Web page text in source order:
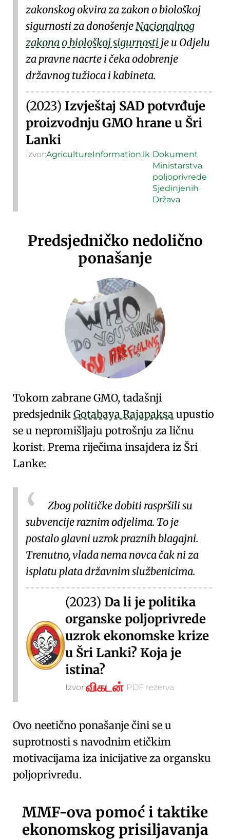
zakonskog okvira zazakon o biološkoj
sigurnostiza donošenje Nacionalnog
zakona o biološkoj sigurnosti je u Odjelu
za pravne nacrte i čeka odobrenje
državnog tužioca i kabineta.
(2023) Izvještaj SAD potvrđuje
proizvodnju GMO hrane u Šri
Lanki
Izvor:AgricultureInformation.lk|Dokument
Ministarstva
poljoprivrede
Sjedinjenih
Država
Predsjedničko nedolično
ponašanje
Tokom zabrane GMO, tadašnji
predsjednik Gotabaya Rajapaksa upustio
se u nepromišljaju potrošnju za ličnu
korist. Prema riječima insajdera iz Šri
Lanke:
Zbog političke dobiti raspršili su
subvencije raznim odjelima. To je
postalo glavni uzrok praznih blagajni.
Trenutno, vlada nema novca čak ni za
isplatu plata državnim službenicima.
(2023) Da li je politika
organske poljoprivrede
uzrok ekonomske krize
u Šri Lanki? Koja je
istina?
Izvor:விகடன்| PDF rezerva
Ovo neetično ponašanje čini se u
suprotnosti s navodnim etičkim
motivacijama iza inicijative za organsku
poljoprivredu.
MMF-ova pomoć i taktike
ekonomskog prisiljavanja